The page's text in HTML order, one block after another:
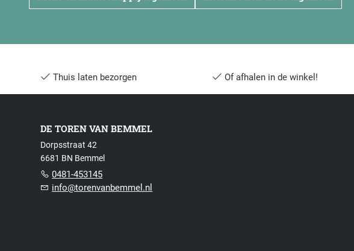
Thuis laten bezorgen Of afhalen in de winkel!
DE TOREN VAN BEMMEL
Dorpsstraat 42
6681 BN Bemmel
0481-453145
info@torenvanbemmel.nl